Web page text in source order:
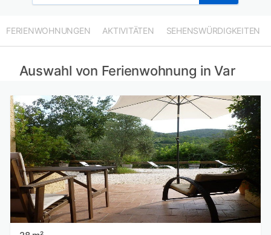
Ferienwohnungen in Bouches-du-Rhône mieten
Ferienwohnungen in Fontvieille mieten
FERIENWOHNUNGEN AKTIVITÄTEN SEHENSWÜRDIGKEITEN
Auswahl von Ferienwohnung in Var